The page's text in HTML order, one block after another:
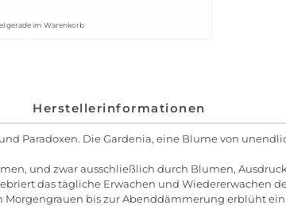
gerade im Warenkorb
Herstellerinformationen
Paradoxen. Die Gardenia, eine Blume von
und zwar ausschließlich durch Blumen,
das tägliche Erwachen und Wiedererwachen
Morgengrauen bis zur Abenddämmerung erblüht ein